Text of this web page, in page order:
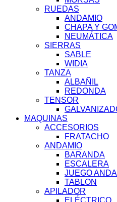
RUEDAS
ANDAMIO
CHAPA Y
NEUMÁTICA
SIERRAS
SABLE
WIDIA
TANZA
ALBAÑIL
REDONDA
TENSOR
MAQUINAS
ACCESORIOS
FRATACHO
ANDAMIO
BARANDA
ESCALERA
JUEGO
TABLON
APILADOR
ELÉCTRICO